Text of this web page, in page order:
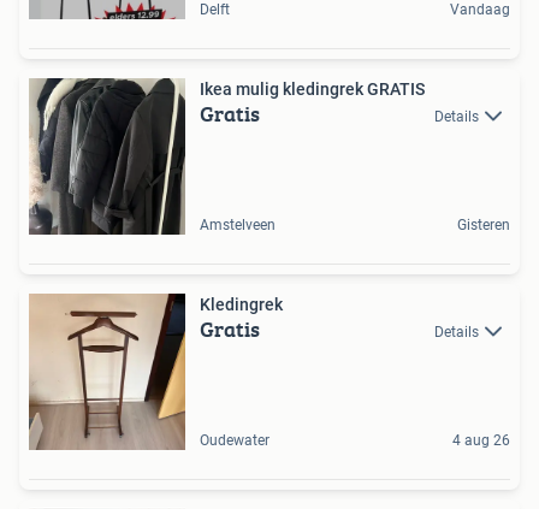
Delft Vandaag
Ikea mulig kledingrek GRATIS
Gratis Details
Amstelveen Gisteren
Kledingrek
Gratis Details
Oudewater 4 aug 26